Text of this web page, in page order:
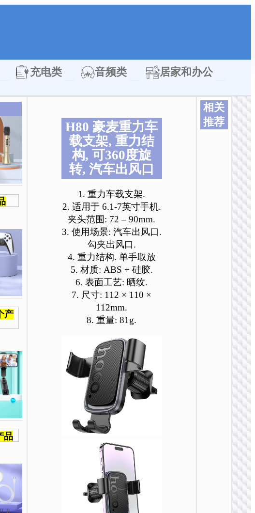
Open 配件类充电类 Open 充电类音频类 Open 音频类居家和办公
产
品
H80 豪麦重力车
载支架, 重力结
构, 可360度旋
转, 汽车出风口
1. 重力车载支架.
2. 适用于 6.1-7英寸手机.
夹头范围: 72 – 90mm.
3. 使用场景: 汽车出风口.
勾夹出风口.
4. 重力结构. 单手取放
5. 材质: ABS + 硅胶.
6. 表面工艺: 晒纹.
7. 尺寸: 112 × 110 ×
112mm.
8. 重量: 81g.
相关
推荐
车载支
H83 朦
金属环
磁吸车
支架
本
产
品
有
多
种
变
体
可
在
产
品
页
面
上
选
择
这
些
选
项
自行车
H82 豪
自行车
托车通
支架
本
产
品
有
多
种
变
体
可
在
产
品
页
面
上
选
择
这
些
选
项
本
产
品
有
多
种
变
体
可
在
产
品
页
面
上
选
择
这
些
选
项
本
产
品
有
多
种
变
体
可
在
产
品
页
面
上
选
择
这
些
选
项
本
产
品
有
多
种
变
体
可
在
产
品
页
面
上
选
择
这
些
选
项